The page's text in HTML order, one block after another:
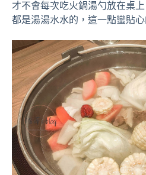
才不會每次吃火鍋湯勺放在桌
都是湯湯水水的，這一點蠻貼心